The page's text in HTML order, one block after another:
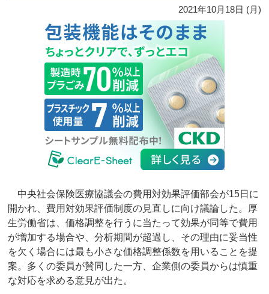
2021年10月18日 (月)
中央社会保険医療協議会の費用対効果評価部会が15日に
開かれ、費用対効果評価制度の見直しに向け議論した。厚
生労働省は、価格調整を行うに当たって効果が同等で費用
が増加する場合や、分析期間が超過し、その理由に妥当性
を欠く場合には最も小さな価格調整係数を用いることを提
案。多くの委員が賛同した一方、企業側の委員からは慎重
な対応を求める意見が出た。